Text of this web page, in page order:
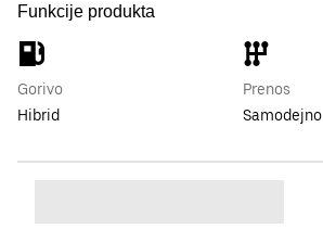
Funkcije produkta
Gorivo
Hibrid
Prenos
Samodejno